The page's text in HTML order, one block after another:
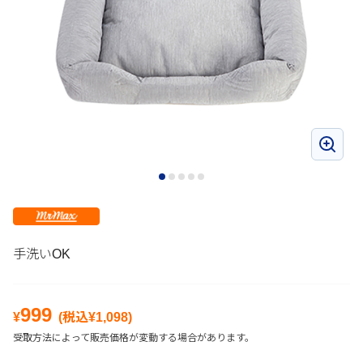
手洗いOK
¥999 (税込¥1,098)
受取方法によって販売価格が変動する場合があります。